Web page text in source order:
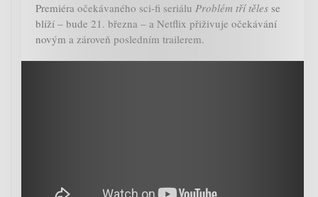
Premiéra očekávaného sci-fi seriálu Problém tří těles se
blíží – bude 21. března – a Netflix přiživuje očekávání
novým a zároveň posledním trailerem.